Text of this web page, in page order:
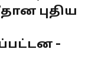
புதிய
-